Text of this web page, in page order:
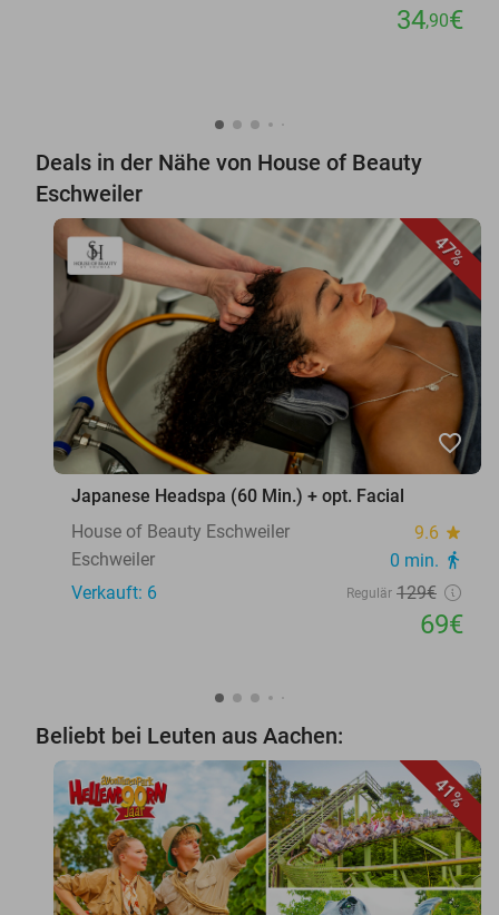
34,90€
Deals in der Nähe von House of Beauty
Eschweiler
47%
favorite_border
Japanese Headspa (60 Min.) + opt. Facial
House of Beauty Eschweiler
9.6 star
Eschweiler 0 min. directions_walk
Verkauft: 6 Regulär 129€
69€
Beliebt bei Leuten aus Aachen:
41%